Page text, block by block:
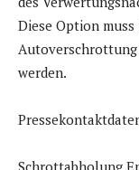
Diese Option
werden.